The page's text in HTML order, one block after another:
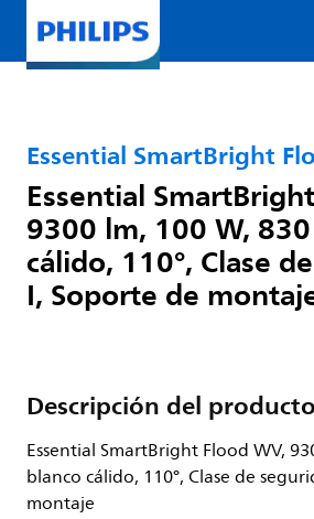
Essential SmartBright
Essential
9300 lm, 100 W,
cálido, 110°, Clase
I, Soporte de
Descripción del producto
Essential SmartBright Flood WV,
blanco cálido, 110°, Clase de
montaje